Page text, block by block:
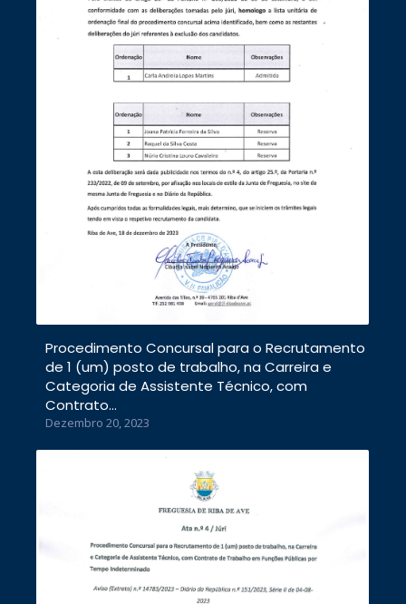
Procedimento Concursal para o Recrutamento
de 1 (um) posto de trabalho, na Carreira e
Categoria de Assistente Técnico, com
Contrato…
Dezembro 20, 2023